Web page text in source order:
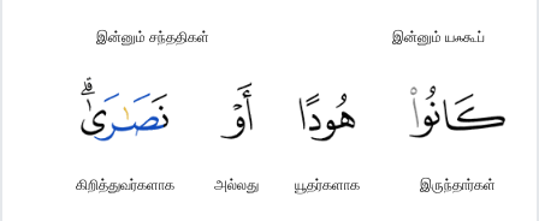
இன்னும் யஃகூப்
இன்னும் சந்ததிகள்
இருந்தார்கள்
யூதர்களாக
அல்லது
கிறித்துவர்களாக